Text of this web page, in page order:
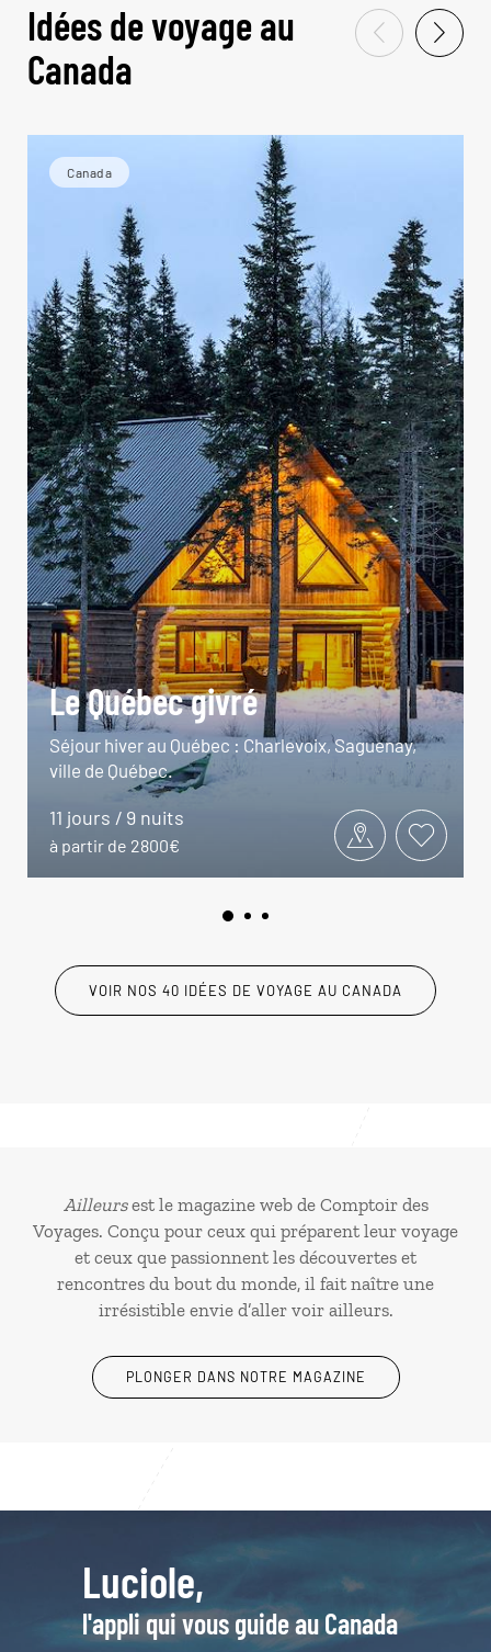
Idées de voyage au
Canada
Canada
Le Québec givré
Séjour hiver au Québec : Charlevoix, Saguenay,
ville de Québec.
11 jours / 9 nuits
à partir de 2800€
VOIR NOS 40 IDÉES DE VOYAGE AU CANADA
Ailleursest le magazine web de Comptoir des
Voyages. Conçu pour ceux qui préparent leur voyage
et ceux que passionnent les découvertes et
rencontres du bout du monde, il fait naître une
irrésistible envie d’aller voir ailleurs.
PLONGER DANS NOTRE MAGAZINE
Luciole,
l'appli qui vous guide au Canada